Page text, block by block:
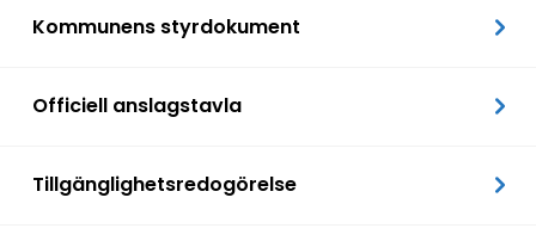
Kommunens styrdokument
Officiell anslagstavla
Tillgänglighetsredogörelse